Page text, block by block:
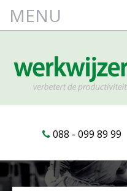
088 - 099 89 99
MENU